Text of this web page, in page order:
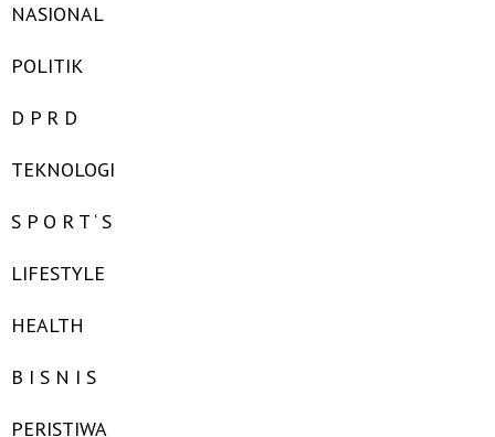
NASIONAL
POLITIK
D P R D
TEKNOLOGI
S P O R T ‘ S
LIFESTYLE
HEALTH
B I S N I S
PERISTIWA